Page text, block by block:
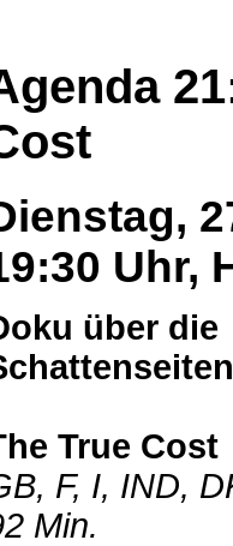
Uhr,
über die
True Cost
F, I, IND,
Min.